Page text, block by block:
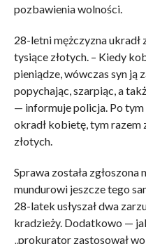
pozbawienia wolności.
28-letni mężczyzna ukradł
tysiące złotych. – Kiedy
pieniądze, wówczas syn ją
popychając, szarpiąc, a
— informuje policja. Po
okradł kobietę, tym razem
złotych.
Sprawa została
mundurowi jeszcze tego
28-latek usłyszał dwa
kradzieży. Dodatkowo —
„prokurator zastosował